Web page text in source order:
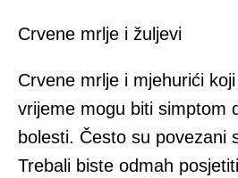
Crvene mrlje i žuljevi
Crvene mrlje i mjehurići
vrijeme mogu biti simptom
bolesti. Često su povezani
Trebali biste odmah